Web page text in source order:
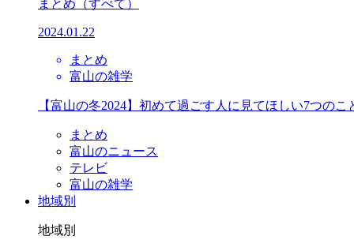
まとめ （すべて）
2024.01.22
まとめ
富山の雑学
【富山の冬2024】初めて過ごす人に見てほしい7つのこ
まとめ
富山のニュース
テレビ
富山の雑学
地域別
地域別